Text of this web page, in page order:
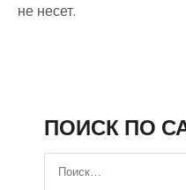
не несет.
ПОИСК ПО